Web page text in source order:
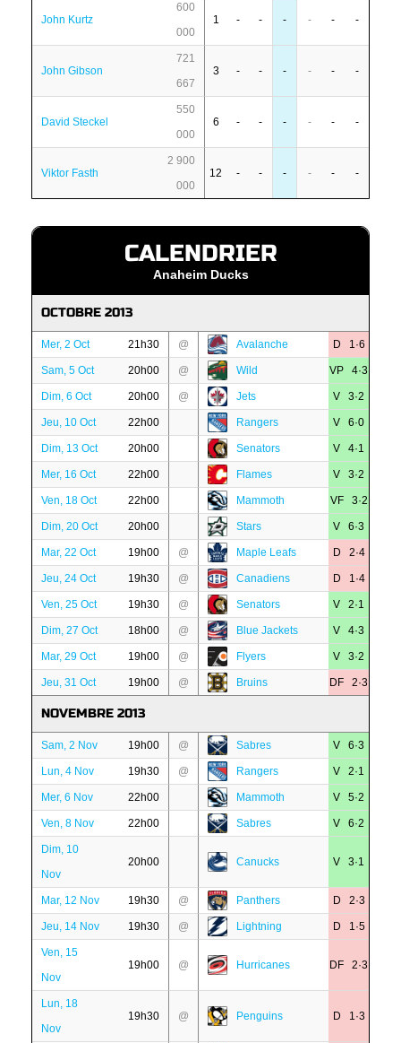
John Kurtz
600
000
1 - - - - - -
John Gibson
721
667
3 - - - - - -
David Steckel
550
000
6 - - - - - -
Viktor Fasth
2 900
000
12 - - - - - -
CALENDRIER
Anaheim Ducks
OCTOBRE 2013
Mer, 2 Oct 21h30 @ Avalanche D 1·6
Sam, 5 Oct 20h00 @ Wild VP 4·3
Dim, 6 Oct 20h00 @ Jets V 3·2
Jeu, 10 Oct 22h00 Rangers V 6·0
Dim, 13 Oct 20h00 Senators V 4·1
Mer, 16 Oct 22h00 Flames V 3·2
Ven, 18 Oct 22h00 Mammoth VF 3·2
Dim, 20 Oct 20h00 Stars V 6·3
Mar, 22 Oct 19h00 @ Maple Leafs D 2·4
Jeu, 24 Oct 19h30 @ Canadiens D 1·4
Ven, 25 Oct 19h30 @ Senators V 2·1
Dim, 27 Oct 18h00 @ Blue Jackets V 4·3
Mar, 29 Oct 19h00 @ Flyers V 3·2
Jeu, 31 Oct 19h00 @ Bruins DF 2·3
NOVEMBRE 2013
Sam, 2 Nov 19h00 @ Sabres V 6·3
Lun, 4 Nov 19h30 @ Rangers V 2·1
Mer, 6 Nov 22h00 Mammoth V 5·2
Ven, 8 Nov 22h00 Sabres V 6·2
Dim, 10
Nov
20h00 Canucks V 3·1
Mar, 12 Nov 19h30 @ Panthers D 2·3
Jeu, 14 Nov 19h30 @ Lightning D 1·5
Ven, 15
Nov
19h00 @ Hurricanes DF 2·3
Lun, 18
Nov
19h30 @ Penguins D 1·3